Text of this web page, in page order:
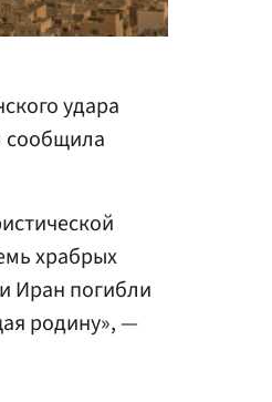
удара
сообщила
храбрых
Иран погибли
родину», —